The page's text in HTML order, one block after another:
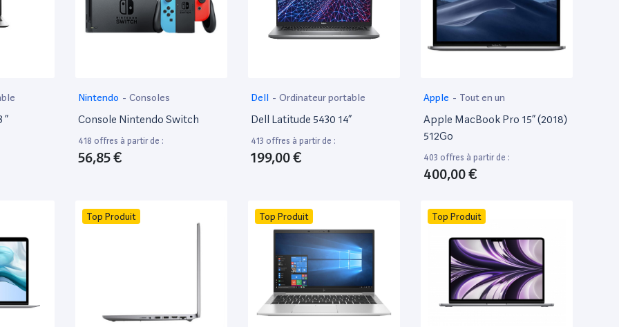
”
Nintendo - Consoles
Console Nintendo Switch
418 offres à partir de :
56,85 €
Dell - Ordinateur portable
Dell Latitude 5430 14”
413 offres à partir de :
199,00 €
Apple - Tout en un
Apple MacBook Pro 15” (2018)
512Go
403 offres à partir de :
400,00 €
Top Produit Top Produit Top Produit